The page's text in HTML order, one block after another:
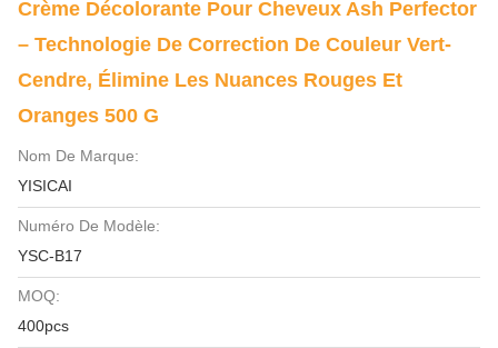
Crème Décolorante Pour Cheveux Ash Perfector
– Technologie De Correction De Couleur Vert-
Cendre, Élimine Les Nuances Rouges Et
Oranges 500 G
Nom De Marque:
YISICAI
Numéro De Modèle:
YSC-B17
MOQ:
400pcs